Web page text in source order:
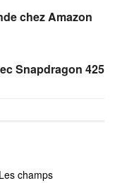
chez Amazon
Snapdragon 425
Les champs